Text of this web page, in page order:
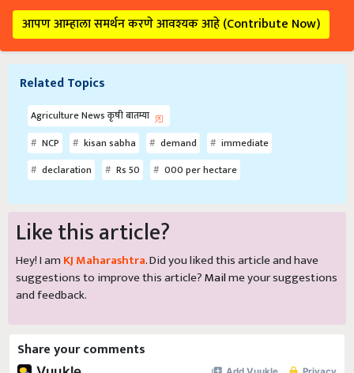
आपण आम्हाला समर्थन करणे आवश्यक आहे (Contribute Now)
Related Topics
Agriculture News कृषी बातम्या
NCP
kisan sabha demand
immediate
declaration
Rs 50 000 per hectare
Like this article?
Hey! I am KJ Maharashtra. Did you liked this article and have
suggestions to improve this article?Mailme your suggestions
and feedback.
Share your comments